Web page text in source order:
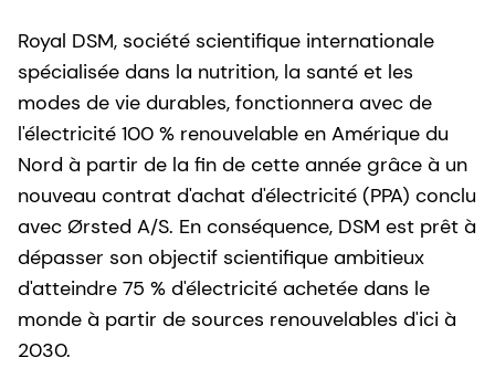
Royal DSM, société scientifique internationale
spécialisée dans la nutrition, la santé et les
modes de vie durables, fonctionnera avec de
l'électricité 100 % renouvelable en Amérique du
Nord à partir de la fin de cette année grâce à un
nouveau contrat d'achat d'électricité (PPA) conclu
avec Ørsted A/S. En conséquence, DSM est prêt à
dépasser son objectif scientifique ambitieux
d'atteindre 75 % d'électricité achetée dans le
monde à partir de sources renouvelables d'ici à
2030.